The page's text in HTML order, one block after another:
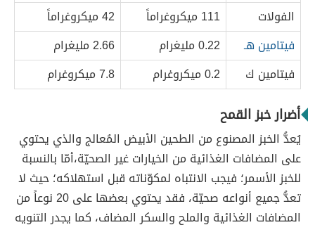
الفولات
111 ميكروغراماً
42 ميكروغراماً
فيتامين هـ
0.22 مليغرام
2.66 مليغرام
فيتامين ك
0.2 ميكروغرام 7.8 ميكروغرام
أضرار خبز القمح
يُعدُّ الخبز المصنوع من الطحين الأبيض المُعالج والذي يحتوي
على المضافات الغذائية من الخيارات غير الصحيّة،أمّا بالنسبة
للخبز الأسمر؛ فيجب الانتباه لمكوّناته قبل استهلاكه؛ حيث لا
تعدُّ جميع أنواعه صحيّة، فقد يحتوي بعضها على 20 نوعاً من
المضافات الغذائية والملح والسكر المضاف، كما يجدر التنويه